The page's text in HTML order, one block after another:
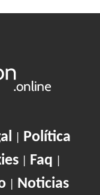
Política
Faq
| Noticias